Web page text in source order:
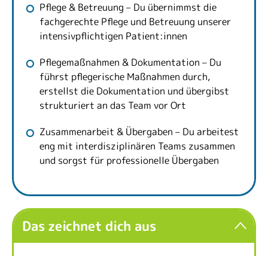
Pflege & Betreuung – Du übernimmst die
fachgerechte Pflege und Betreuung unserer
intensivpflichtigen Patient:innen
Pflegemaßnahmen & Dokumentation – Du
führst pflegerische Maßnahmen durch,
erstellst die Dokumentation und übergibst
strukturiert an das Team vor Ort
Zusammenarbeit & Übergaben – Du arbeitest
eng mit interdisziplinären Teams zusammen
und sorgst für professionelle Übergaben
Das zeichnet dich aus